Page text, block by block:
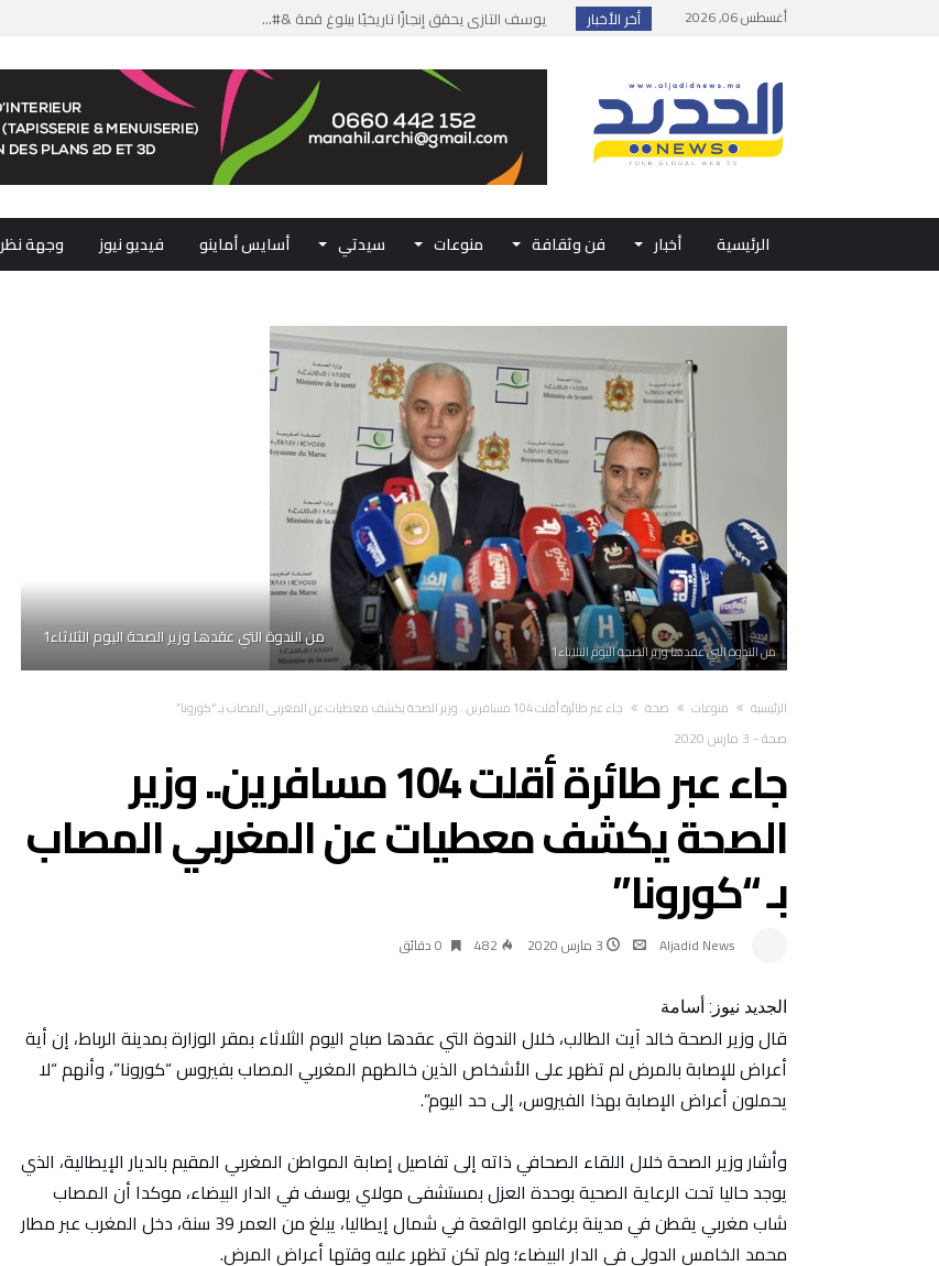
أغسطس 06, 2026 أخر الأخبار
إطلاق حصة إضافية من الدعم الاستثنائي لمهنيي ال...
بلاغ من الديوان الملكي...
حفل الولاء بتطوان.. ممثلو جهات المملكة يجددون ...
الرئيسية أخبار فن وثقافة منوعات سيدتي أسايس أماينو فيديو نيوز وجهة نظر
من الندوة التي عقدها وزير الصحة اليوم الثلاثاء1
من الندوة التي عقدها وزير الصحة اليوم الثلاثاء1
‫الرئيسية‬ منوعات صحة جاء عبر طائرة أقلت 104 مسافرين.. وزير الصحة يكشف معطيات عن المغربي المصاب بـ “كورونا”
صحة- 3 مارس 2020
جاء عبر طائرة أقلت 104 مسافرين.. وزير
الصحة يكشف معطيات عن المغربي المصاب
بـ “كورونا”
Aljadid News 3 مارس 2020 482 0 ‫دقائق‬
الجديد نيوز: أسامة
قال وزير الصحة خالد آيت الطالب، خلال الندوة التي عقدها صباح اليوم الثلاثاء بمقر الوزارة بمدينة الرباط، إن أية
أعراض للإصابة بالمرض لم تظهر على الأشخاص الذين خالطهم المغربي المصاب بفيروس “كورونا”، وأنهم “لا
يحملون أعراض الإصابة بهذا الفيروس، إلى حد اليوم”.
وأشار وزير الصحة خلال اللقاء الصحافي ذاته إلى تفاصيل إصابة المواطن المغربي المقيم بالديار الإيطالية، الذي
يوجد حاليا تحت الرعاية الصحية بوحدة العزل بمستشفى مولاي يوسف في الدار البيضاء، موكدا أن المصاب
شاب مغربي يقطن في مدينة برغامو الواقعة في شمال إيطاليا، يبلغ من العمر 39 سنة، دخل المغرب عبر مطار
محمد الخامس الدولي في الدار البيضاء؛ ولم تكن تظهر عليه وقتها أعراض المرض.